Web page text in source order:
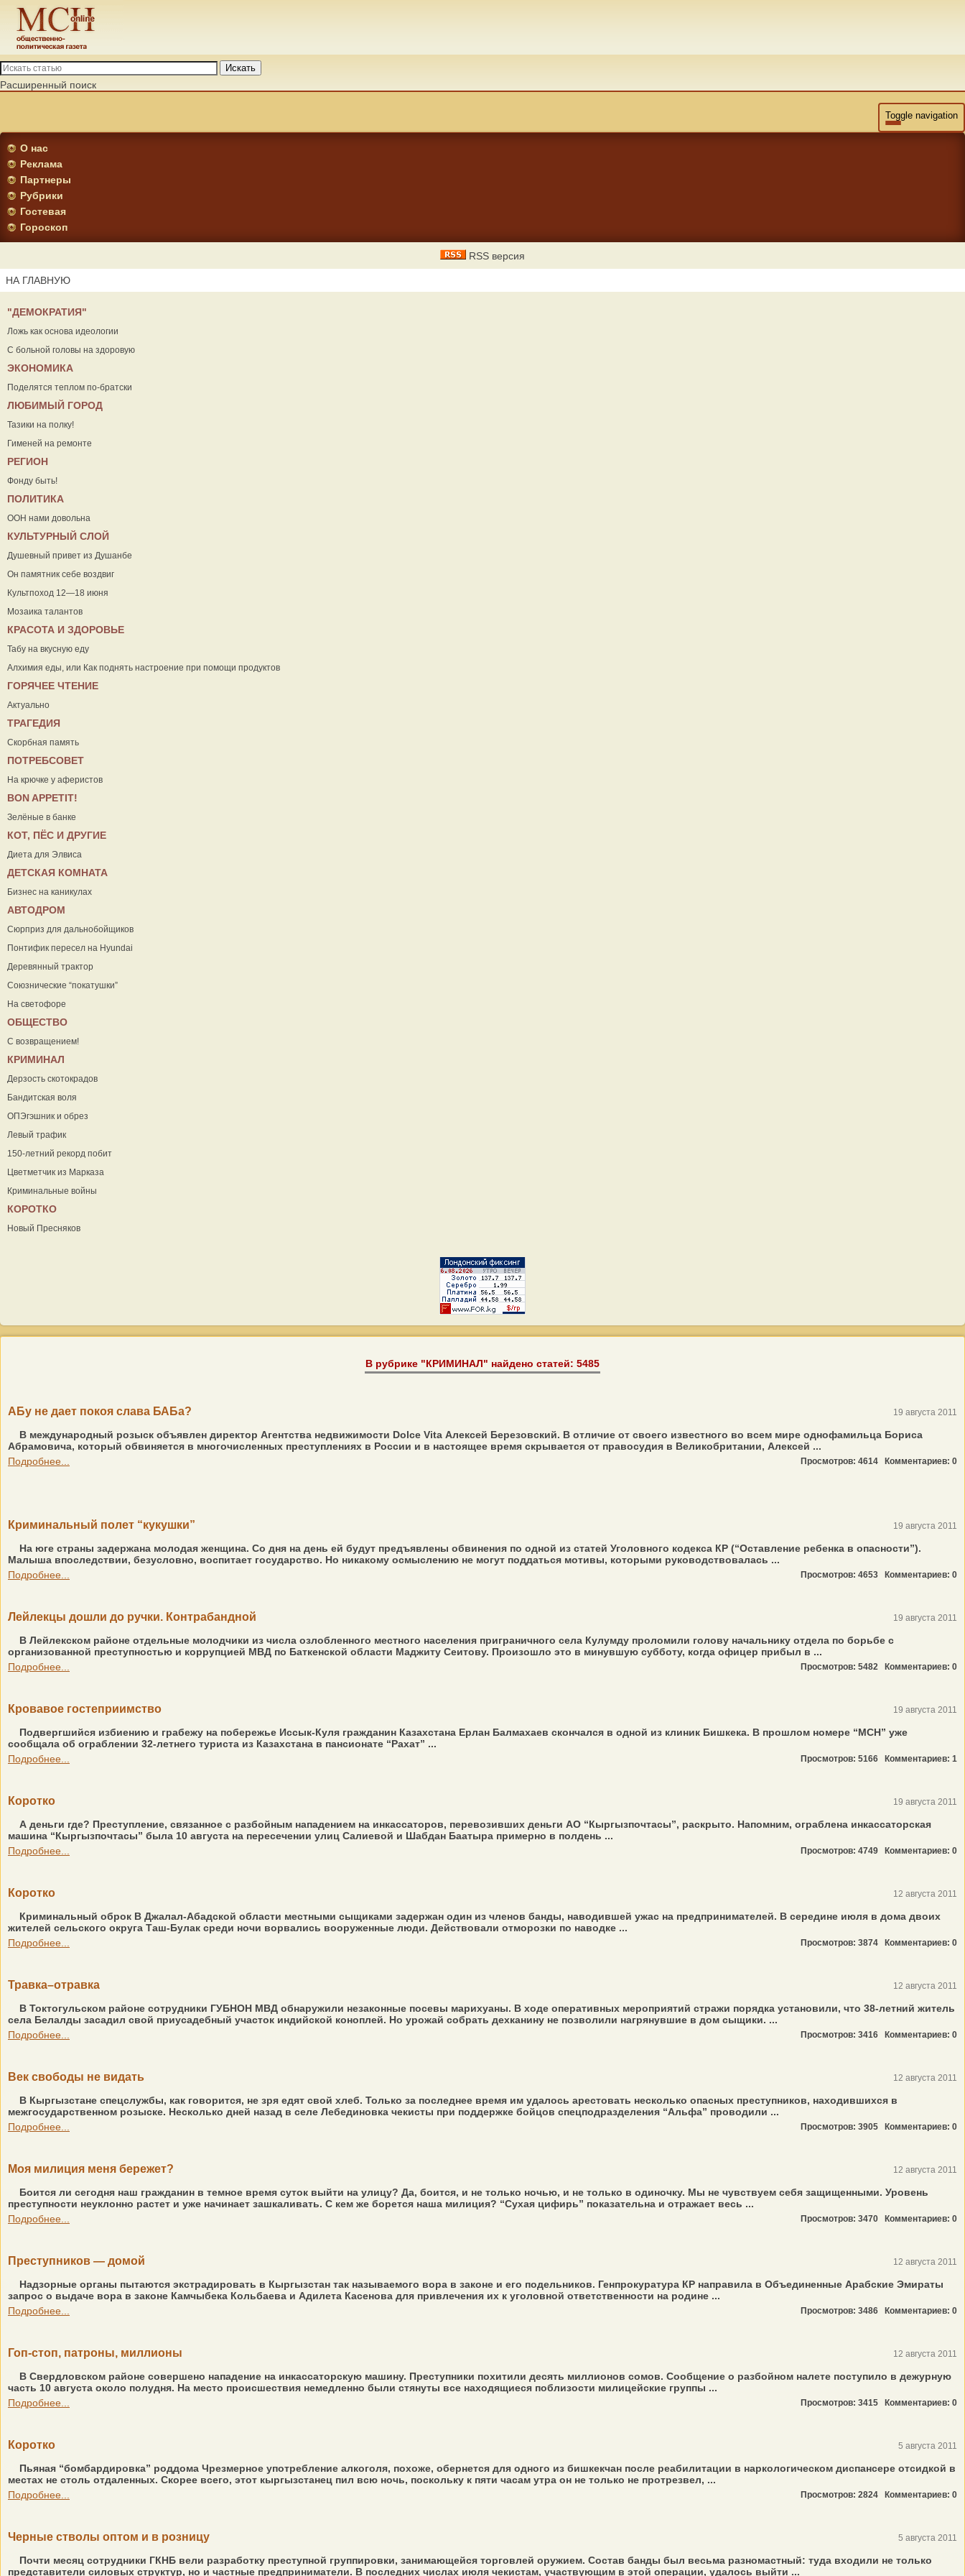
Искать
Расширенный поиск
Toggle navigation
О нас
Реклама
Партнеры
Рубрики
Гостевая
Гороскоп
RSS версия
НА ГЛАВНУЮ
"ДЕМОКРАТИЯ"
Ложь как основа идеологии
С больной головы на здоровую
ЭКОНОМИКА
Поделятся теплом по-братски
ЛЮБИМЫЙ ГОРОД
Тазики на полку!
Гименей на ремонте
РЕГИОН
Фонду быть!
ПОЛИТИКА
ООН нами довольна
КУЛЬТУРНЫЙ СЛОЙ
Душевный привет из Душанбе
Он памятник себе воздвиг
Культпоход 12—18 июня
Мозаика талантов
КРАСОТА И ЗДОРОВЬЕ
Табу на вкусную еду
Алхимия еды, или Как поднять настроение при помощи продуктов
ГОРЯЧЕЕ ЧТЕНИЕ
Актуально
ТРАГЕДИЯ
Скорбная память
ПОТРЕБСОВЕТ
На крючке у аферистов
ВON APPETIT!
Зелёные в банке
КОТ, ПЁС И ДРУГИЕ
Диета для Элвиса
ДЕТСКАЯ КОМНАТА
Бизнес на каникулах
АВТОДРОМ
Сюрприз для дальнобойщиков
Понтифик пересел на Hyundai
Деревянный трактор
Союзнические “покатушки”
На светофоре
ОБЩЕСТВО
С возвращением!
КРИМИНАЛ
Дерзость скотокрадов
Бандитская воля
ОПЭгэшник и обрез
Левый трафик
150-летний рекорд побит
Цветметчик из Марказа
Криминальные войны
КОРОТКО
Новый Пресняков
В рубрике "КРИМИНАЛ" найдено статей: 5485
АБу не дает покоя слава БАБа? 19 августа 2011
В международный розыск объявлен директор Агентства недвижимости Dolce Vita Алексей Березовский. В отличие от своего известного во всем мире однофамильца Бориса
Абрамовича, который обвиняется в многочисленных преступлениях в России и в настоящее время скрывается от правосудия в Великобритании, Алексей ...
Подробнее...
Просмотров: 4614 Комментариев: 0
Криминальный полет “кукушки” 19 августа 2011
На юге страны задержана молодая женщина. Со дня на день ей будут предъявлены обвинения по одной из статей Уголовного кодекса КР (“Оставление ребенка в опасности”).
Малыша впоследствии, безусловно, воспитает государство. Но никакому осмыслению не могут поддаться мотивы, которыми руководствовалась ...
Подробнее...
Просмотров: 4653 Комментариев: 0
Лейлекцы дошли до ручки. Контрабандной 19 августа 2011
В Лейлекском районе отдельные молодчики из числа озлобленного местного населения приграничного села Кулумду проломили голову начальнику отдела по борьбе с
организованной преступностью и коррупцией МВД по Баткенской области Маджиту Сеитову. Произошло это в минувшую субботу, когда офицер прибыл в ...
Подробнее...
Просмотров: 5482 Комментариев: 0
Кровавое гостеприимство 19 августа 2011
Подвергшийся избиению и грабежу на побережье Иссык-Куля гражданин Казахстана Ерлан Балмахаев скончался в одной из клиник Бишкека. В прошлом номере “МСН” уже
сообщала об ограблении 32-летнего туриста из Казахстана в пансионате “Рахат” ...
Подробнее...
Просмотров: 5166 Комментариев: 1
Коротко 19 августа 2011
А деньги где? Преступление, связанное с разбойным нападением на инкассаторов, перевозивших деньги АО “Кыргызпочтасы”, раскрыто. Напомним, ограблена инкассаторская
машина “Кыргызпочтасы” была 10 августа на пересечении улиц Салиевой и Шабдан Баатыра примерно в полдень ...
Подробнее...
Просмотров: 4749 Комментариев: 0
Коротко 12 августа 2011
Криминальный оброк В Джалал-Абадской области местными сыщиками задержан один из членов банды, наводившей ужас на предпринимателей. В середине июля в дома двоих
жителей сельского округа Таш-Булак среди ночи ворвались вооруженные люди. Действовали отморозки по наводке ...
Подробнее...
Просмотров: 3874 Комментариев: 0
Травка–отравка 12 августа 2011
В Токтогульском районе сотрудники ГУБНОН МВД обнаружили незаконные посевы марихуаны. В ходе оперативных мероприятий стражи порядка установили, что 38-летний житель
села Белалды засадил свой приусадебный участок индийской коноплей. Но урожай собрать дехканину не позволили нагрянувшие в дом сыщики. ...
Подробнее...
Просмотров: 3416 Комментариев: 0
Век свободы не видать 12 августа 2011
В Кыргызстане спецслужбы, как говорится, не зря едят свой хлеб. Только за последнее время им удалось арестовать несколько опасных преступников, находившихся в
межгосударственном розыске. Несколько дней назад в селе Лебединовка чекисты при поддержке бойцов спецподразделения “Альфа” проводили ...
Подробнее...
Просмотров: 3905 Комментариев: 0
Моя милиция меня бережет? 12 августа 2011
Боится ли сегодня наш гражданин в темное время суток выйти на улицу? Да, боится, и не только ночью, и не только в одиночку. Мы не чувствуем себя защищенными. Уровень
преступности неуклонно растет и уже начинает зашкаливать. С кем же борется наша милиция? “Сухая цифирь” показательна и отражает весь ...
Подробнее...
Просмотров: 3470 Комментариев: 0
Преступников — домой 12 августа 2011
Надзорные органы пытаются экстрадировать в Кыргызстан так называемого вора в законе и его подельников. Генпрокуратура КР направила в Объединенные Арабские Эмираты
запрос о выдаче вора в законе Камчыбека Кольбаева и Адилета Касенова для привлечения их к уголовной ответственности на родине ...
Подробнее...
Просмотров: 3486 Комментариев: 0
Гоп-стоп, патроны, миллионы 12 августа 2011
В Свердловском районе совершено нападение на инкассаторскую машину. Преступники похитили десять миллионов сомов. Сообщение о разбойном налете поступило в дежурную
часть 10 августа около полудня. На место происшествия немедленно были стянуты все находящиеся поблизости милицейские группы ...
Подробнее...
Просмотров: 3415 Комментариев: 0
Коротко 5 августа 2011
Пьяная “бомбардировка” роддома Чрезмерное употребление алкоголя, похоже, обернется для одного из бишкекчан после реабилитации в наркологическом диспансере отсидкой в
местах не столь отдаленных. Скорее всего, этот кыргызстанец пил всю ночь, поскольку к пяти часам утра он не только не протрезвел, ...
Подробнее...
Просмотров: 2824 Комментариев: 0
Черные стволы оптом и в розницу 5 августа 2011
Почти месяц сотрудники ГКНБ вели разработку преступной группировки, занимающейся торговлей оружием. Состав банды был весьма разномастный: туда входили не только
представители силовых структур, но и частные предприниматели. В последних числах июля чекистам, участвующим в этой операции, удалось выйти ...